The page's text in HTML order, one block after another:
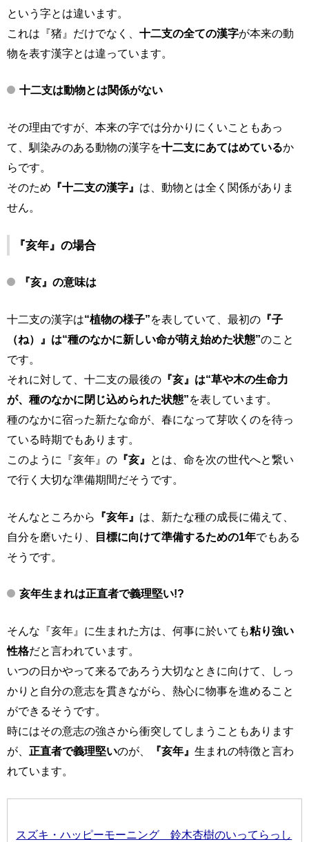
という字とは違います。
これは『猪』だけでなく、 十二支の全ての漢字が本来の動
物を表す漢字とは違っています。
十二支は動物とは関係がない
その理由ですが、本来の字では分かりにくいこともあっ
て、馴染みのある動物の漢字を十二支にあてはめているか
らです。
そのため 『十二支の漢字』 は、動物とは全く関係がありま
せん。
『亥年 』の場合
『亥 』の意味は
十二支の漢字は“植物の様子”を表していて、最初の 『子
（ね）』は“種のなかに新しい命が萌え始めた状態”のこと
です。
それに対して、十二支の最後の 『亥』は“草や木の生命力
が、種のなかに閉じ込められた状態”を表しています。
種のなかに宿った新たな命が、春になって芽吹くのを待っ
ている時期でもあります。
このように『亥年』の 『亥』
とは、命を次の世代へと繋い
で行く大切な準備期間だそうです。
そんなところから 『亥年』 は、新たな種の成長に備えて、
自分を磨いたり、
目標に向けて準備するための1年でもある
そうです。
亥年生まれは正直者で義理堅い!?
そんな『亥年』に生まれた方は、何事に於いても粘り強い
性格だと言われています。
いつの日かやって来るであろう大切なときに向けて、しっ
かりと自分の意志を貫きながら、熱心に物事を進めること
ができるそうです。
時にはその意志の強さから衝突してしまうこともあります
が、 正直者で義理堅いのが、 『亥年』 生まれの特徴と言わ
れています。
スズキ・ハッピーモーニング 鈴木杏樹のいってらっし